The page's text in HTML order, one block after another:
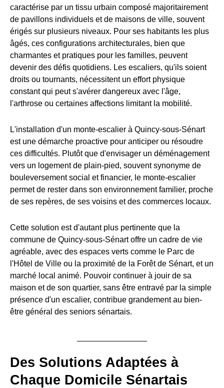
caractérise par un tissu urbain composé majoritairement
de pavillons individuels et de maisons de ville, souvent
érigés sur plusieurs niveaux. Pour ses habitants les plus
âgés, ces configurations architecturales, bien que
charmantes et pratiques pour les familles, peuvent
devenir des défis quotidiens. Les escaliers, qu'ils soient
droits ou tournants, nécessitent un effort physique
constant qui peut s'avérer dangereux avec l'âge,
l'arthrose ou certaines affections limitant la mobilité.
L'installation d'un monte-escalier à Quincy-sous-Sénart
est une démarche proactive pour anticiper ou résoudre
ces difficultés. Plutôt que d'envisager un déménagement
vers un logement de plain-pied, souvent synonyme de
bouleversement social et financier, le monte-escalier
permet de rester dans son environnement familier, proche
de ses repères, de ses voisins et des commerces locaux.
Cette solution est d'autant plus pertinente que la
commune de Quincy-sous-Sénart offre un cadre de vie
agréable, avec des espaces verts comme le Parc de
l'Hôtel de Ville ou la proximité de la Forêt de Sénart, et un
marché local animé. Pouvoir continuer à jouir de sa
maison et de son quartier, sans être entravé par la simple
présence d'un escalier, contribue grandement au bien-
être général des seniors sénartais.
Des Solutions Adaptées à
Chaque Domicile Sénartais